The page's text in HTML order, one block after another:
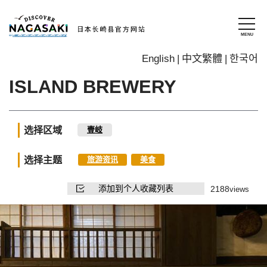
English 中文繁體 한국어
ISLAND BREWERY
选择区域 壹岐
选择主题 旅游资讯 美食
添加到个人收藏列表 2188views